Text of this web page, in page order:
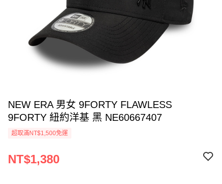
NEW ERA 男女 9FORTY FLAWLESS
9FORTY 紐約洋基 黑 NE60667407
超取滿NT$1,500免運
NT$1,380